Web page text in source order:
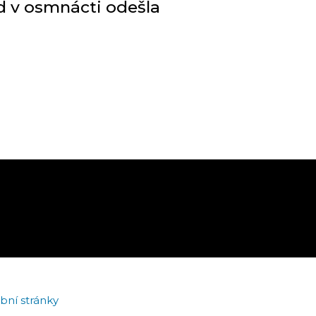
v osmnácti odešla
stránky